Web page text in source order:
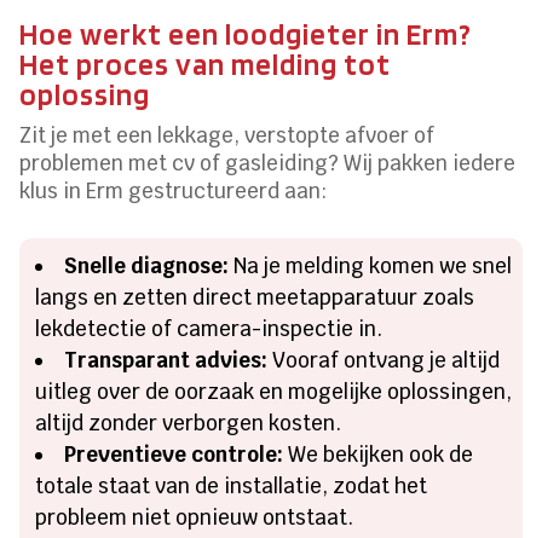
Hoe werkt een loodgieter in Erm?
Het proces van melding tot
oplossing
Zit je met een lekkage, verstopte afvoer of
problemen met cv of gasleiding? Wij pakken iedere
klus in Erm gestructureerd aan:
Snelle diagnose: Na je melding komen we snel
langs en zetten direct meetapparatuur zoals
lekdetectie of camera-inspectie in.
Transparant advies:Vooraf ontvang je altijd
uitleg over de oorzaak en mogelijke oplossingen,
altijd zonder verborgen kosten.
Preventieve controle:We bekijken ook de
totale staat van de installatie, zodat het
probleem niet opnieuw ontstaat.